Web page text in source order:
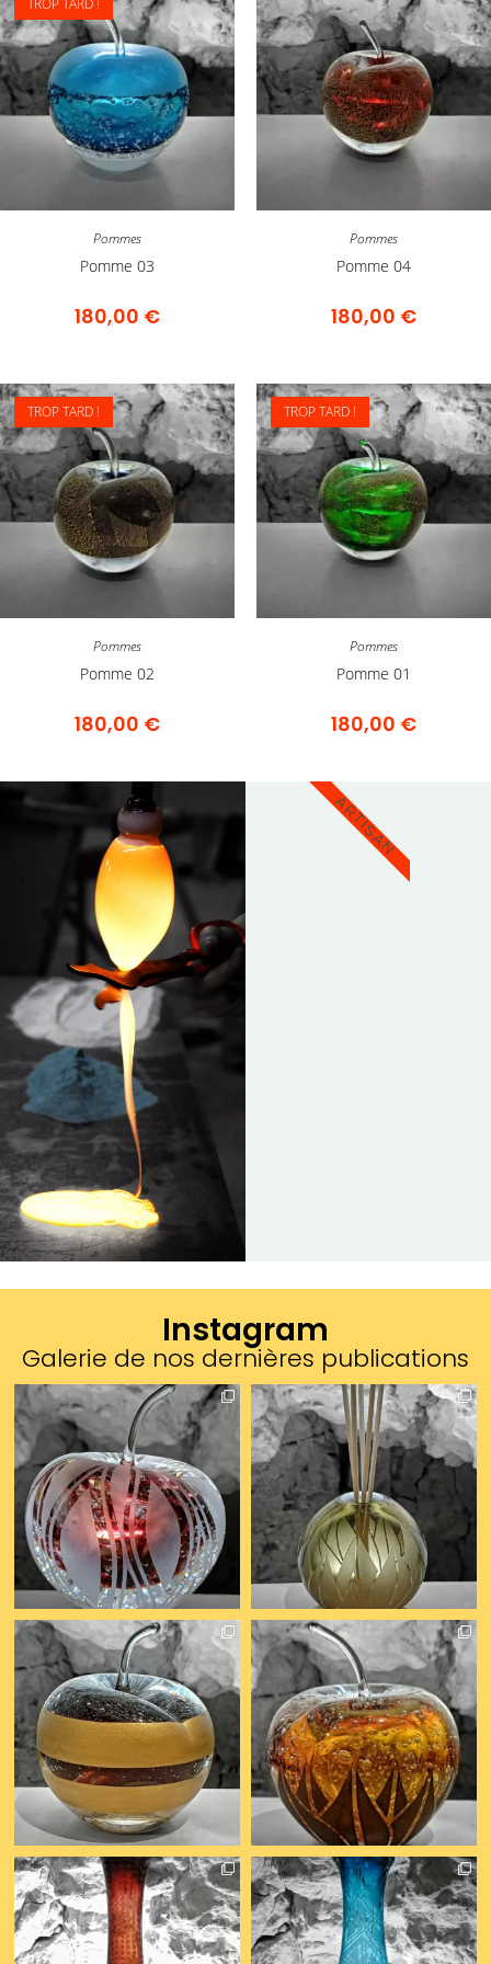
TROP TARD !
Pommes
Pomme 03
180,00 €
Pommes
Pomme 04
180,00 €
TROP TARD !
Pommes
Pomme 02
180,00 €
TROP TARD !
Pommes
Pomme 01
180,00 €
ARTISAN
Instagram
Galerie de nos dernières publications